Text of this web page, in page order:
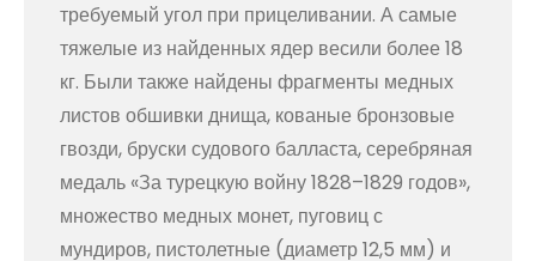
требуемый угол при прицеливании. А самые
тяжелые из найденных ядер весили более 18
кг. Были также найдены фрагменты медных
листов обшивки днища, кованые бронзовые
гвозди, бруски судового балласта, серебряная
медаль «За турецкую войну 1828–1829 годов»,
множество медных монет, пуговиц с
мундиров, пистолетные (диаметр 12,5 мм) и